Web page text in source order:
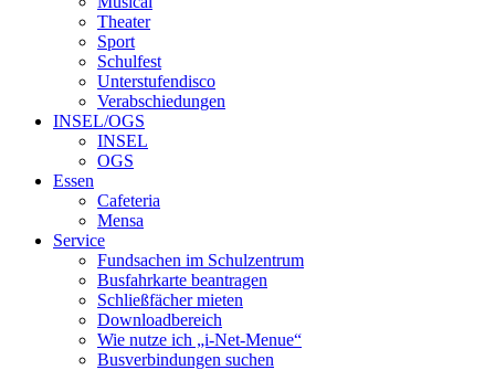
Theater
Sport
Schulfest
Unterstufendisco
Verabschiedungen
INSEL/OGS
INSEL
OGS
Essen
Cafeteria
Mensa
Service
Fundsachen im Schulzentrum
Busfahrkarte beantragen
Schließfächer mieten
Downloadbereich
Wie nutze ich „i-Net-Menue“
Busverbindungen suchen